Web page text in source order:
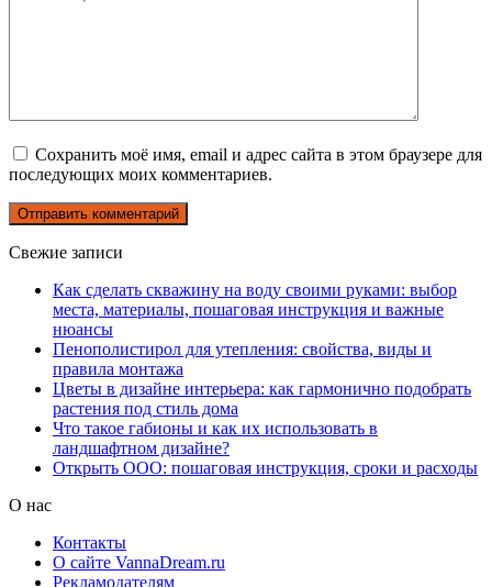
Сохранить моё имя, email и адрес сайта в этом браузере для
последующих моих комментариев.
Свежие записи
Как сделать скважину на воду своими руками: выбор
места, материалы, пошаговая инструкция и важные
нюансы
Пенополистирол для утепления: свойства, виды и
правила монтажа
Цветы в дизайне интерьера: как гармонично подобрать
растения под стиль дома
Что такое габионы и как их использовать в
ландшафтном дизайне?
Открыть ООО: пошаговая инструкция, сроки и расходы
О нас
Контакты
О сайте VannaDream.ru
Рекламодателям